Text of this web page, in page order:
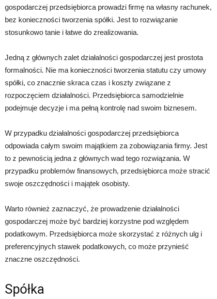
gospodarczej przedsiębiorca prowadzi firmę na własny rachunek,
bez konieczności tworzenia spółki. Jest to rozwiązanie
stosunkowo tanie i łatwe do zrealizowania.
Jedną z głównych zalet działalności gospodarczej jest prostota
formalności. Nie ma konieczności tworzenia statutu czy umowy
spółki, co znacznie skraca czas i koszty związane z
rozpoczęciem działalności. Przedsiębiorca samodzielnie
podejmuje decyzje i ma pełną kontrolę nad swoim biznesem.
W przypadku działalności gospodarczej przedsiębiorca
odpowiada całym swoim majątkiem za zobowiązania firmy. Jest
to z pewnością jedna z głównych wad tego rozwiązania. W
przypadku problemów finansowych, przedsiębiorca może stracić
swoje oszczędności i majątek osobisty.
Warto również zaznaczyć, że prowadzenie działalności
gospodarczej może być bardziej korzystne pod względem
podatkowym. Przedsiębiorca może skorzystać z różnych ulg i
preferencyjnych stawek podatkowych, co może przynieść
znaczne oszczędności.
Spółka